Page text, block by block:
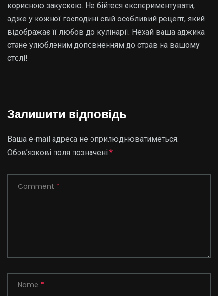
корисною закускою. Не бійтеся експериментувати,
адже у кожної господині свій особливий рецепт, який
відображає її любов до кулінарії. Нехай ваша аджика
стане улюбленим доповненням до страв на вашому
столі!
Залишити відповідь
Ваша e-mail адреса не оприлюднюватиметься.
Обов’язкові поля позначені *
Comment *
Name *